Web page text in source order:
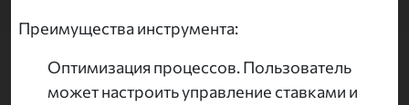
Преимущества инструмента:
Оптимизация процессов. Пользователь
может настроить управление ставками и